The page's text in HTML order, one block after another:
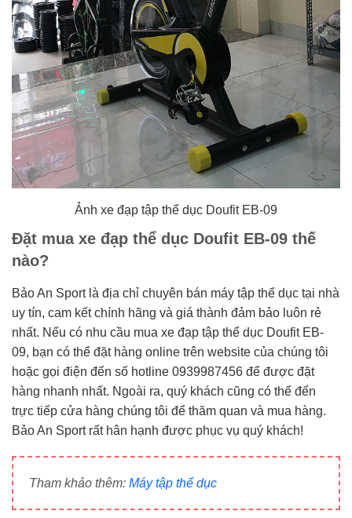
Ảnh xe đạp tập thể dục Doufit EB-09
Đặt mua xe đạp thể dục Doufit EB-09 thế
nào?
Bảo An Sport là địa chỉ chuyên bán máy tập thể dục tại nhà
uy tín, cam kết chính hãng và giá thành đảm bảo luôn rẻ
nhất. Nếu có nhu cầu mua xe đạp tập thể dục Doufit EB-
09, bạn có thể đặt hàng online trên website của chúng tôi
hoặc gọi điện đến số hotline 0939987456 để được đặt
hàng nhanh nhất. Ngoài ra, quý khách cũng có thể đến
trực tiếp cửa hàng chúng tôi để thăm quan và mua hàng.
Bảo An Sport rất hân hạnh được phục vụ quý khách!
Tham khảo thêm: Máy tập thể dục